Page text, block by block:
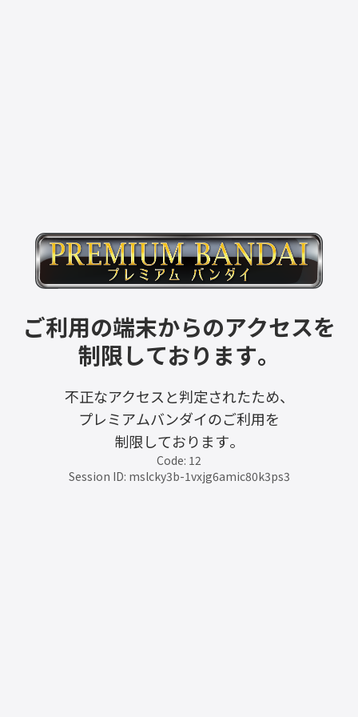
ご利用の端末からのアクセスを
制限しております。
不正なアクセスと判定されたため、
プレミアムバンダイのご利用を
制限しております。
Code: 12
Session ID: mslcky3b-1vxjg6amic80k3ps3